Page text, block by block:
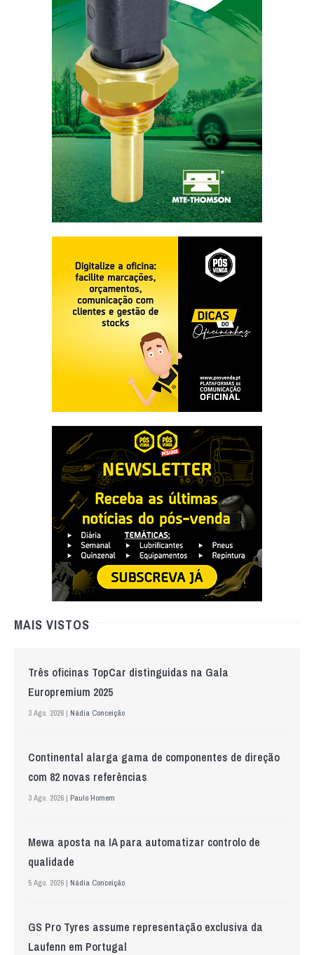
MAIS VISTOS
Três oficinas TopCar distinguidas na Gala
Europremium 2025
3 Ago. 2026 | Nádia Conceição
Continental alarga gama de componentes de direção
com 82 novas referências
3 Ago. 2026 | Paulo Homem
Mewa aposta na IA para automatizar controlo de
qualidade
5 Ago. 2026 | Nádia Conceição
GS Pro Tyres assume representação exclusiva da
Laufenn em Portugal